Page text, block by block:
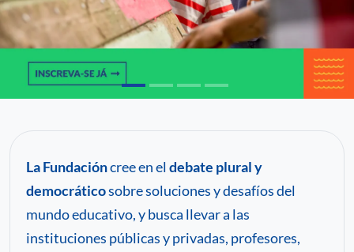
La Fundacióncree en eldebate plural y
democráticosobre soluciones y desafíos del
mundo educativo, y busca llevar a las
instituciones públicas y privadas, profesores,